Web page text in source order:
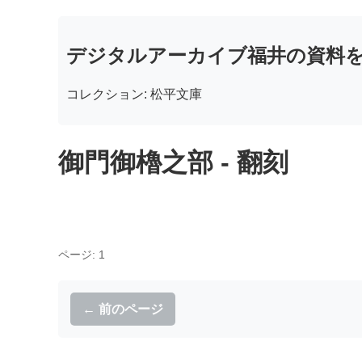
デジタルアーカイブ福井の資料
コレクション: 松平文庫
御門御櫓之部 - 翻刻
ページ: 1
← 前のページ